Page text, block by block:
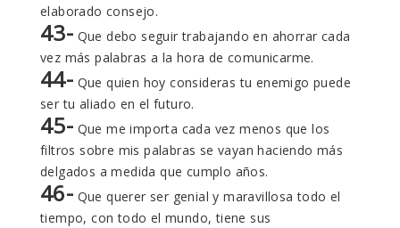
elaborado consejo.
43- Que debo seguir trabajando en ahorrar cada
vez más palabras a la hora de comunicarme.
44- Que quien hoy consideras tu enemigo puede
ser tu aliado en el futuro.
45- Que me importa cada vez menos que los
filtros sobre mis palabras se vayan haciendo más
delgados a medida que cumplo años.
46- Que querer ser genial y maravillosa todo el
tiempo, con todo el mundo, tiene sus